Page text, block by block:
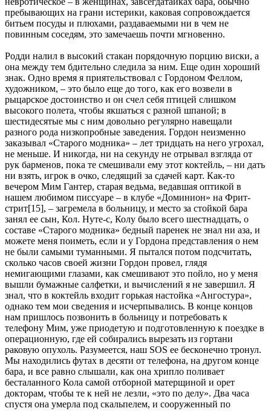
пребывающих на грани истерики, каковая сопровождается
битьем посуды и плюхами, раздаваемыми ни в чем не
повинным соседям, это замечаешь почти мгновенно.
Родди налил в высокий стакан порядочную порцию виски, а
она между тем бдительно следила за ним. Еще один хороший
знак. Одно время я приятельствовал с Гордоном Феллом,
художником, – это было еще до того, как его возвели в
рыцарское достоинство и он счел себя птицей слишком
высокого полета, чтобы якшаться с разной шпаной; в
шестидесятые мы с ним довольно регулярно навещали
разного рода низкопробные заведения. Гордон неизменно
заказывал «Старого модника» – лет тридцать на него угрохал,
не меньше. И никогда, ни на секунду не отрывал взгляда от
рук барменов, пока те смешивали ему этот коктейль, – ни дать
ни взять, игрок в очко, следящий за сдачей карт. Как-то
вечером Мим Гантер, старая ведьма, ведавшая оптикой в
нашем любимом писсуаре – в клубе «Доминион» на Фрит-
стрит[15], – загремела в больницу, и место за стойкой бара
занял ее сын, Кол. Нуте-с, Колу было всего шестнадцать, о
составе «Старого модника» бедный паренек не знал ни аза, и
можете меня поиметь, если и у Гордона представления о нем
не были самыми туманными. Я пытался потом подсчитать,
сколько часов своей жизни Гордон провел, глядя
немигающими глазами, как смешивают это пойло, но у меня
вышли бумажные салфетки, и вычислений я не завершил. Я
знал, что в коктейль входит горькая настойка «Ангостура»,
однако тем мои сведения и исчерпывались. В конце концов
нам пришлось позвонить в больницу и потребовать к
телефону Мим, уже приодетую и подготовленную к поездке в
операционную, где ей собирались вырезать из гортани
раковую опухоль. Разумеется, наш SOS ее бесконечно тронул.
Мы находились футах в десяти от телефона, на другом конце
бара, и все равно слышали, как она хрипло поливает
бесталанного Кола самой отборной матерщиной и орет
докторам, чтобы те к ней не лезли, «это по делу». Два часа
спустя она умерла под скальпелем, и сооруженный по